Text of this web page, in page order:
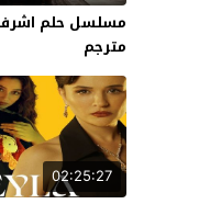
مترجم
02:25:27